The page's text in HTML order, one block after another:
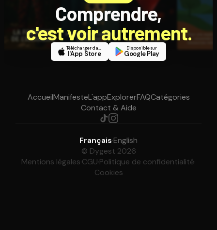
Comprendre,
c'est voir autrement.
Télécharger dans
l'App Store
Disponible sur
Google Play
AccueilManifesteL'appExplorerFAQCatégories
Contact & Aide
Français·English
© Dygest 2026
Mentions légales·CGU·Politique de confidentialité·
Cookies